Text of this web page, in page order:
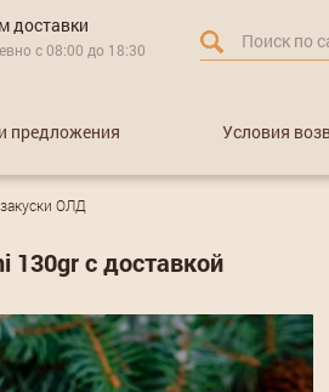
доставки
с 08:00 до 18:30
предложения Условия
ОЛД
130gr с доставкой